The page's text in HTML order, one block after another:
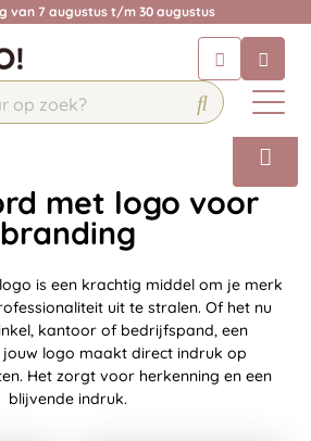
van 7 augustus t/m 30 augustus
24/7 met onze chatbot voor
met logo voor
branding
is een krachtig middel om je merk
uit te stralen. Of het nu
kantoor of bedrijfspand, een
logo maakt direct indruk op
Het zorgt voor herkenning en een
blijvende indruk.